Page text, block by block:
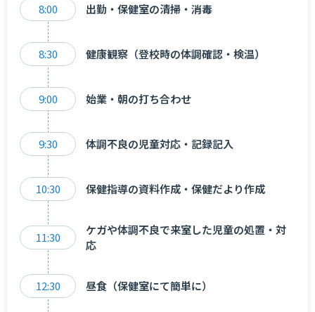
8:00 出勤・保健室の清掃・消毒
8:30 健康観察（登校時の体調確認・検温）
9:00 始業・朝の打ち合わせ
9:30 体調不良の児童対応・記録記入
10:30 保健指導の資料作成・保健だより作成
11:30
ケガや体調不良で来室した児童の処置・対
応
12:30 昼食（保健室にて簡単に）